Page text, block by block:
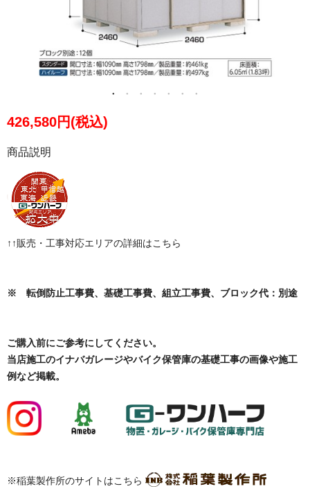
426,580円(税込)
商品説明
↑↑販売・工事対応エリアの詳細はこちら
※ 転倒防止工事費、基礎工事費、組立工事費、ブロック代：別途
ご購入前にご参考にしてください。
当店施工のイナバガレージやバイク保管庫の基礎工事の画像や施工
例など掲載。
※稲葉製作所のサイトはこちら